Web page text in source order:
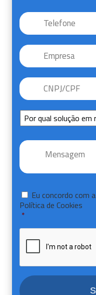
Telefone *
Empresa
CNPJ/CPF
Sem
Título
Mensagem *
Consentir
Eu concordo com a
Política de Cookies
*
CAPTCHA